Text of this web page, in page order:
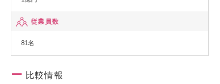
切磋琢磨できる刺激的なカルチャーです。
③ スキルをフルに活かせる業務内容
クライアントのビジネスにおける「上流の戦略設計」から開
月間でのユニーク視聴者は700万人を超える"国内最大規模の
従業員数
81名
比較情報